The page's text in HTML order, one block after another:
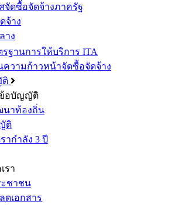
จัดซื้อจัดจ้างภาครัฐ
จ้าง
าง
รฐานการให้บริการ ITA
ความก้าวหน้าจัดซื้อจัดจ้าง
ติ
อบัญญัติ
าท้องถิ่น
ติ
ากำลัง 3 ปี
รา
ชาชน
ดเอกสาร